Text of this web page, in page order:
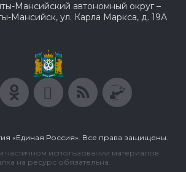
Мансийский автономный округ –
Мансийск, ул. Карла Маркса, д. 19А
«Единая Россия». Все права защищены.
использовании материалов
на ресурс обязательна.